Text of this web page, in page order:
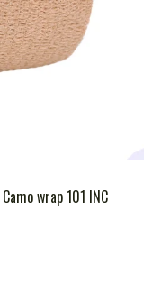
Camo wrap 101 INC